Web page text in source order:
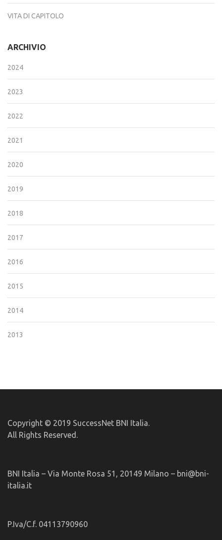
VITA DI CAPITOLO
ARCHIVIO
2024
2023
2022
2021
2020
2019
2018
2017
2016
2015
2014
2013
Copyright © 2019 SuccessNet BNI Italia.
All Rights Reserved.
BNI Italia – Via Monte Rosa 51, 20149 Milano – bni@bni-
italia.it
P.Iva/C.f. 04113790960